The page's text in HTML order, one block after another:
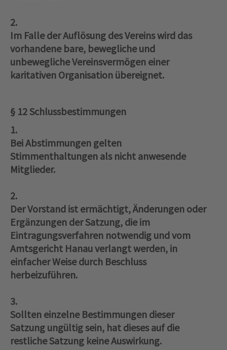
2.
Im Falle der Auflösung des Vereins wird das
vorhandene bare, bewegliche und
unbewegliche Vereinsvermögen einer
karitativen Organisation übereignet.
§ 12 Schlussbestimmungen
1.
Bei Abstimmungen gelten
Stimmenthaltungen als nicht anwesende
Mitglieder.
2.
Der Vorstand ist ermächtigt, Änderungen oder
Ergänzungen der Satzung, die im
Eintragungsverfahren notwendig und vom
Amtsgericht Hanau verlangt werden, in
einfacher Weise durch Beschluss
herbeizuführen.
3.
Sollten einzelne Bestimmungen dieser
Satzung ungültig sein, hat dieses auf die
restliche Satzung keine Auswirkung.